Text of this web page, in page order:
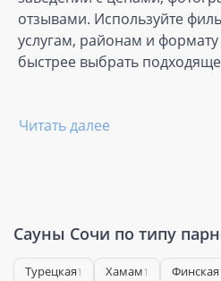
отзывами. Используйте
услугам, районам и
быстрее выбрать
Читать далее
Сауны Сочи по типу
Турецкая1 Хамам1 Финская